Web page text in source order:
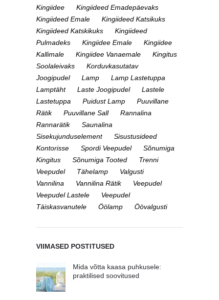
Kingiidee
Kingiideed Emadepäevaks
Kingiideed Emale
Kingiideed Katsikuks
Kingiideed Katskikuks
Kingiideed
Pulmadeks
Kingiidee Emale
Kingiidee
Kallimale
Kingiidee Vanaemale
Kingitus
Soolaleivaks
Korduvkasutatav
Joogipudel
Lamp
Lamp Lastetuppa
Lamptäht
Laste Joogipudel
Lastele
Lastetuppa
Puidust Lamp
Puuvillane
Rätik
Puuvillane Sall
Rannalina
Rannarätik
Saunalina
Sisekujunduselement
Sisustusideed
Kontorisse
Spordi Veepudel
Sõnumiga
Kingitus
Sõnumiga Tooted
Trenni
Veepudel
Tähelamp
Valgusti
Vannilina
Vannilina Rätik
Veepudel
Veepudel Lastele
Veepudel
Täiskasvanutele
Öölamp Öövalgusti
VIIMASED POSTITUSED
Mida võtta kaasa puhkusele:
praktilised soovitused